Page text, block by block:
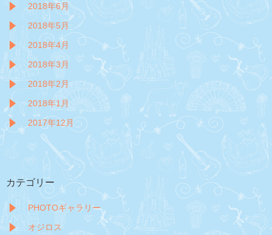
2018年6月
2018年5月
2018年4月
2018年3月
2018年2月
2018年1月
2017年12月
カテゴリー
PHOTOギャラリー
オジロス